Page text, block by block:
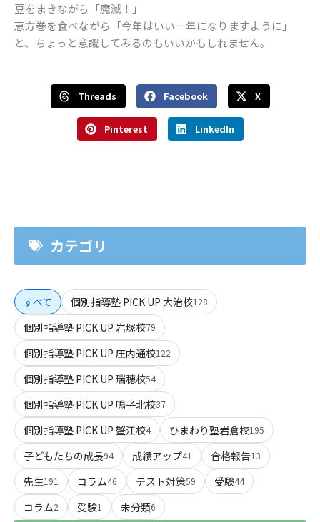
豆をまきながら「魔滅！」
恵方巻を食べながら「今年はいい一年になりますように」
と、ちょっと意識してみるのもいいかもしれません。
Threads Facebook X
Pinterest LinkedIn
カテゴリ
すべて 個別指導塾 PICK UP 大治校128
個別指導塾 PICK UP 岩塚校79
個別指導塾 PICK UP 庄内通校122
個別指導塾 PICK UP 瑞穂校54
個別指導塾 PICK UP 鳴子北校37
個別指導塾 PICK UP 蟹江校4 ひまわり塾岩倉校195
子どもたちの成長94 成績アップ41 合格報告13
先生191 コラム46 テスト対策59 受験44
コラム2 受験1 未分類6